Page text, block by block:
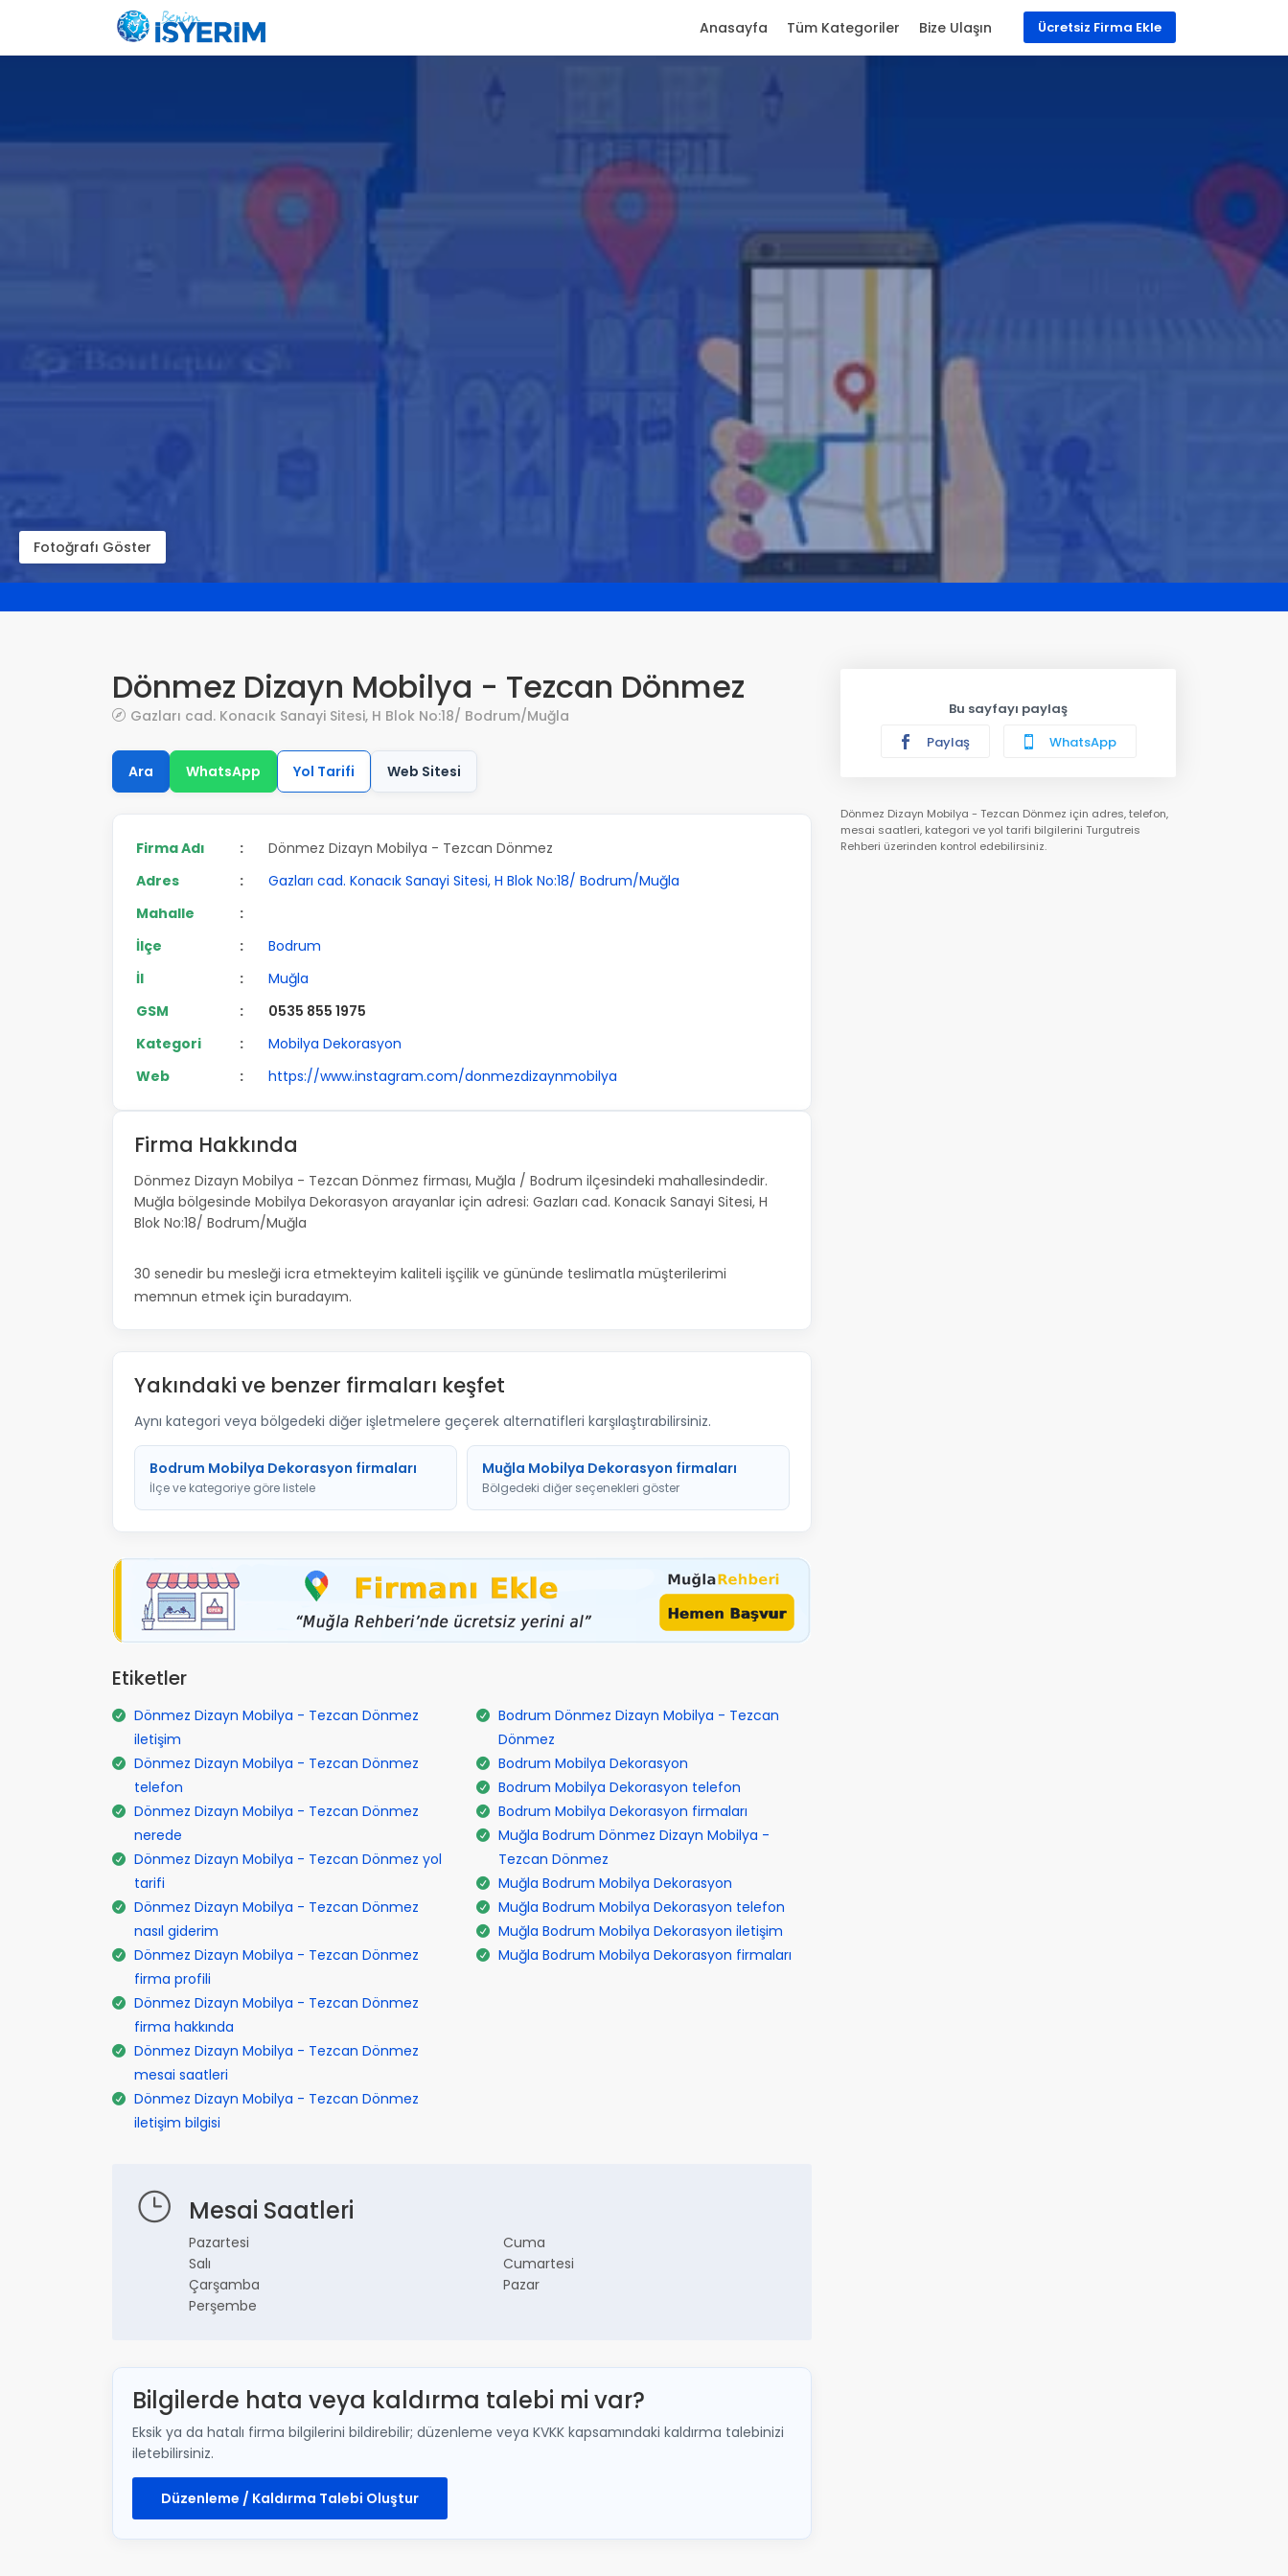
Ücretsiz Firma Ekle
Anasayfa Tüm Kategoriler Bize Ulaşın
Fotoğrafı Göster
Dönmez Dizayn Mobilya - Tezcan Dönmez
Gazları cad. Konacık Sanayi Sitesi, H Blok No:18/ Bodrum/Muğla
Ara WhatsApp Yol Tarifi Web Sitesi
Firma Adı :
Dönmez Dizayn Mobilya - Tezcan Dönmez
Adres
:
Gazları cad. Konacık Sanayi Sitesi, H Blok No:18/ Bodrum/Muğla
Mahalle
:
İlçe
:
Bodrum
İl
:
Muğla
GSM
:
0535 855 1975
Kategori
:
Mobilya Dekorasyon
Web
: https://www.instagram.com/donmezdizaynmobilya
Firma Hakkında
Dönmez Dizayn Mobilya - Tezcan Dönmez firması, Muğla / Bodrum ilçesindeki mahallesindedir.
Muğla bölgesinde Mobilya Dekorasyon arayanlar için adresi: Gazları cad. Konacık Sanayi Sitesi, H
Blok No:18/ Bodrum/Muğla
30 senedir bu mesleği icra etmekteyim kaliteli işçilik ve gününde teslimatla müşterilerimi
memnun etmek için buradayım.
Yakındaki ve benzer firmaları keşfet
Aynı kategori veya bölgedeki diğer işletmelere geçerek alternatifleri karşılaştırabilirsiniz.
Bodrum Mobilya Dekorasyon firmaları
İlçe ve kategoriye göre listele
Muğla Mobilya Dekorasyon firmaları
Bölgedeki diğer seçenekleri göster
Etiketler
Dönmez Dizayn Mobilya - Tezcan Dönmez
iletişim
Dönmez Dizayn Mobilya - Tezcan Dönmez
telefon
Dönmez Dizayn Mobilya - Tezcan Dönmez
nerede
Dönmez Dizayn Mobilya - Tezcan Dönmez yol
tarifi
Dönmez Dizayn Mobilya - Tezcan Dönmez
nasıl giderim
Dönmez Dizayn Mobilya - Tezcan Dönmez
firma profili
Dönmez Dizayn Mobilya - Tezcan Dönmez
firma hakkında
Dönmez Dizayn Mobilya - Tezcan Dönmez
mesai saatleri
Dönmez Dizayn Mobilya - Tezcan Dönmez
iletişim bilgisi
Bodrum Dönmez Dizayn Mobilya - Tezcan
Dönmez
Bodrum Mobilya Dekorasyon
Bodrum Mobilya Dekorasyon telefon
Bodrum Mobilya Dekorasyon firmaları
Muğla Bodrum Dönmez Dizayn Mobilya -
Tezcan Dönmez
Muğla Bodrum Mobilya Dekorasyon
Muğla Bodrum Mobilya Dekorasyon telefon
Muğla Bodrum Mobilya Dekorasyon iletişim
Muğla Bodrum Mobilya Dekorasyon firmaları
Mesai Saatleri
Pazartesi
Salı
Çarşamba
Perşembe
Cuma
Cumartesi
Pazar
Bilgilerde hata veya kaldırma talebi mi var?
Eksik ya da hatalı firma bilgilerini bildirebilir; düzenleme veya KVKK kapsamındaki kaldırma talebinizi
iletebilirsiniz.
Düzenleme / Kaldırma Talebi Oluştur
Bu sayfayı paylaş
Paylaş
WhatsApp
Dönmez Dizayn Mobilya - Tezcan Dönmez için adres, telefon,
mesai saatleri, kategori ve yol tarifi bilgilerini Turgutreis
Rehberi üzerinden kontrol edebilirsiniz.